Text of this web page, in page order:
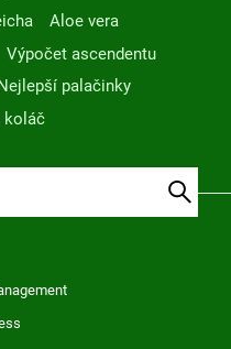
Aloe vera
Výpočet ascendentu
palačinky
koláč